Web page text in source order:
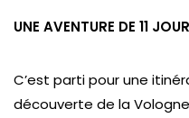
UNE AVENTURE DE 11
C’est parti pour une
découverte de la